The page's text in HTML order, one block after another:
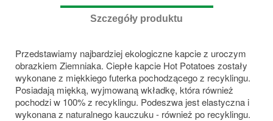
Szczegóły produktu
Przedstawiamy najbardziej ekologiczne kapcie z uroczym
obrazkiem Ziemniaka. Ciepłe kapcie Hot Potatoes zostały
wykonane z miękkiego futerka pochodzącego z recyklingu.
Posiadają miękką, wyjmowaną wkładkę, która również
pochodzi w 100% z recyklingu. Podeszwa jest elastyczna i
wykonana z naturalnego kauczuku - również po recyklingu.